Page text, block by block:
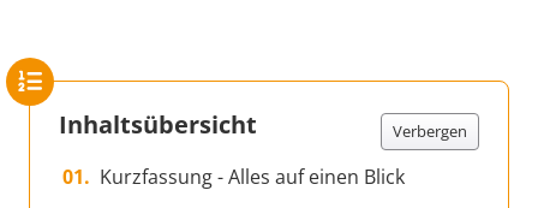
Inhaltsübersicht Verbergen
Kurzfassung - Alles auf einen Blick